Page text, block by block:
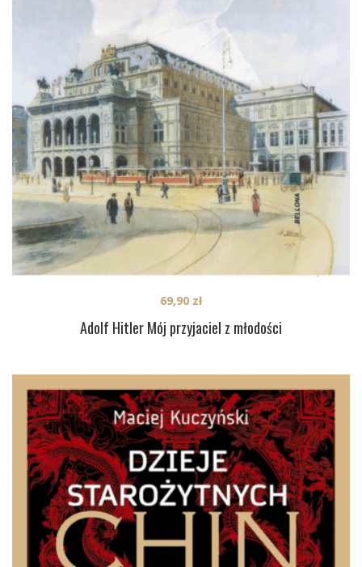
Adolf Hitler Mój przyjaciel z młodości
69,90 zł